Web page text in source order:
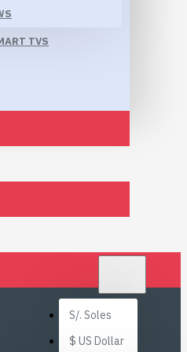
TVS
S/. Soles
$ US Dollar